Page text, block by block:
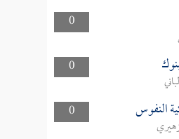
0
0
0
النفوس